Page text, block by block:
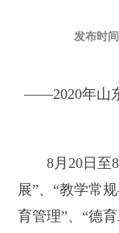
发布时间
——2020年山
8 月20日至
展”、“教学常
育管理”、“德